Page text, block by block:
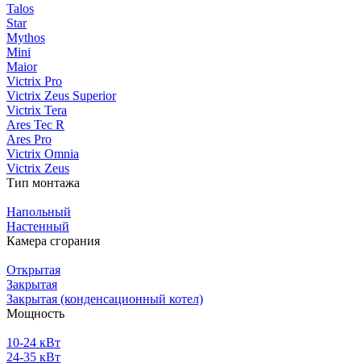
Talos
Star
Mythos
Mini
Maior
Victrix Pro
Victrix Zeus Superior
Victrix Tera
Ares Tec R
Ares Pro
Victrix Omnia
Victrix Zeus
Тип монтажа
Напольный
Настенный
Камера сгорания
Открытая
Закрытая
Закрытая (конденсационный котел)
Мощность
10-24 кВт
24-35 кВт